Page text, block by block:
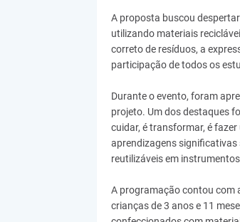
A proposta buscou
utilizando materiais
correto de resíduos, a
participação de todos os
Durante o evento, foram
projeto. Um dos destaques
cuidar, é transformar, é
aprendizagens
reutilizáveis em
A programação contou com
crianças de 3 anos e 11